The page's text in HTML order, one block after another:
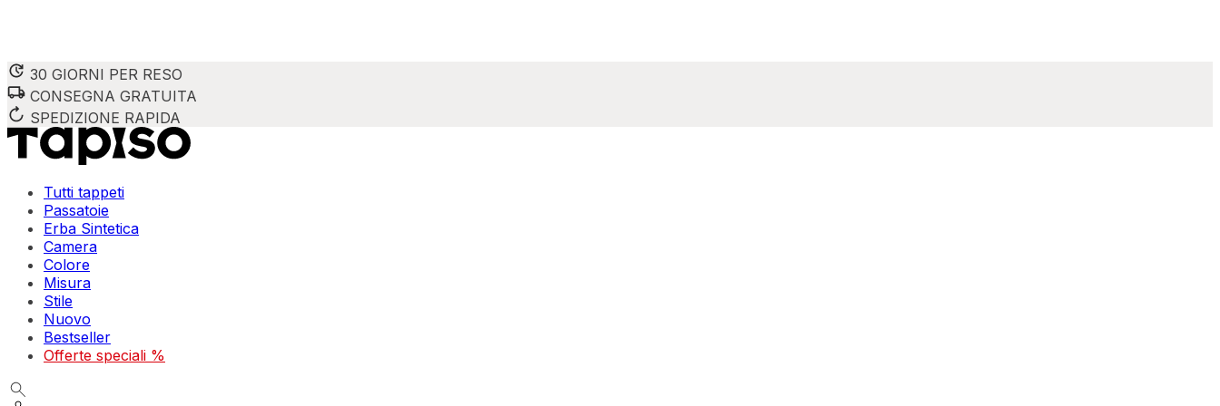
30 GIORNI PER RESO
CONSEGNA GRATUITA
SPEDIZIONE RAPIDA
Tutti tappeti
Passatoie
Erba Sintetica
Camera
Colore
Misura
Stile
Nuovo
Bestseller
Offerte speciali %